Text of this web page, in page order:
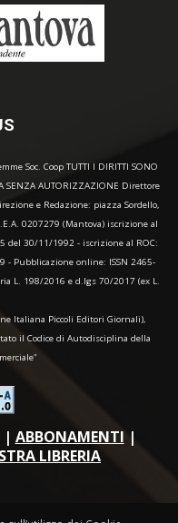
Soc. Coop TUTTI I DIRITTI SONO
SENZA AUTORIZZAZIONE Direttore
e Redazione: piazza Sordello,
0207279 (Mantova) iscrizione al
del 30/11/1992 - iscrizione al ROC:
- Pubblicazione online: ISSN 2465-
L. 198/2016 e d.lgs 70/2017 (ex L.
Italiana Piccoli Editori Giornali),
il Codice di Autodisciplina della
| ABBONAMENTI |
LIBRERIA